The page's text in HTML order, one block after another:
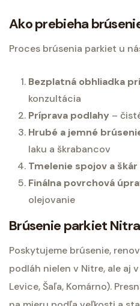
Ako prebieha
Proces brúsenia parkiet u
Bezplatná obhliadka
konzultácia
Príprava podlahy –
Hrubé a jemné
laku a škrabancov
Tmelenie spojov a škár
Finálna povrchová
olejovanie
Brúsenie parkiet
Poskytujeme brúsenie,
podláh nielen v Nitre, ale aj
Levice, Šaľa, Komárno).